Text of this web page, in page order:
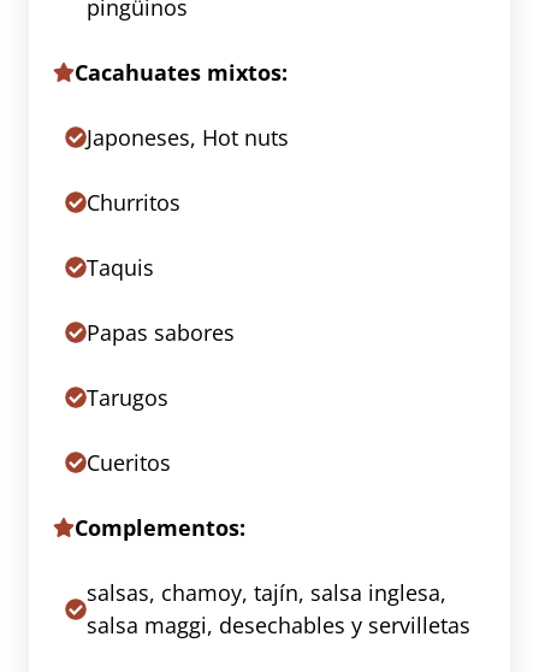
pingüinos
Cacahuates mixtos:
Japoneses, Hot nuts
Churritos
Taquis
Papas sabores
Tarugos
Cueritos
Complementos:
salsas, chamoy, tajín, salsa inglesa,
salsa maggi, desechables y servilletas